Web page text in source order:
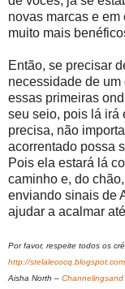
novas marcas e
muito mais
Então, se precisar
necessidade de
essas primeiras
seu seio, pois lá irá
precisa, não
acorrentado possa
Pois ela estará lá
caminho e, do
enviando sinais de
ajudar a acalmar
Por favor, respeite todos os
http://
Aisha North – Channelingsand